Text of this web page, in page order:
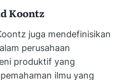
Koontz
juga mendefinisikan
perusahaan
produktif yang
ilmu yang